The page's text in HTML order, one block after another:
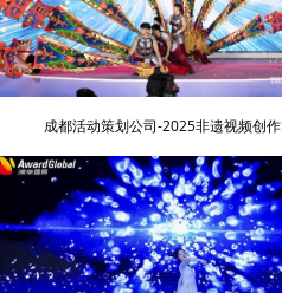
成都活动策划公司-2025非遗视频创